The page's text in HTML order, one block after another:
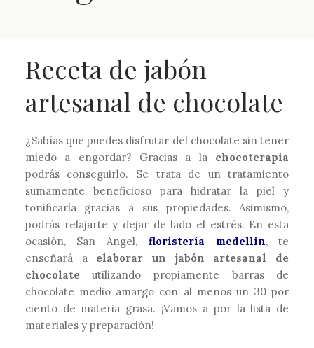
Receta de jabón
artesanal de chocolate
¿Sabías que puedes disfrutar del chocolate sin tener
miedo a engordar? Gracias a la chocoterapia
podrás conseguirlo. Se trata de un tratamiento
sumamente beneficioso para hidratar la piel y
tonificarla gracias a sus propiedades. Asimismo,
podrás relajarte y dejar de lado el estrés. En esta
ocasión, San Angel, floristería medellin, te
enseñará a elaborar un jabón artesanal de
chocolateutilizando propiamente barras de
chocolate medio amargo con al menos un 30 por
ciento de materia grasa. ¡Vamos a por la lista de
materiales y preparación!